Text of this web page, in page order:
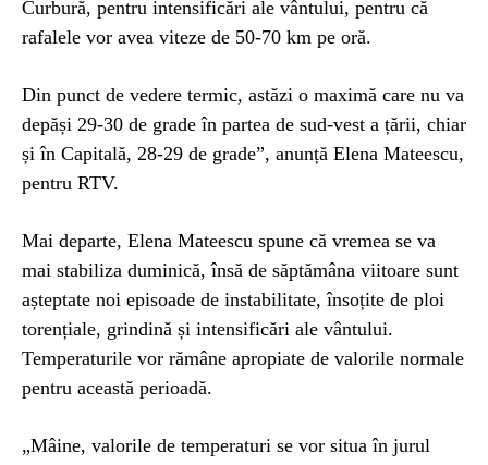
Curbură, pentru intensificări ale vântului, pentru că
rafalele vor avea viteze de 50-70 km pe oră.
Din punct de vedere termic, astăzi o maximă care nu va
depăși 29-30 de grade în partea de sud-vest a țării, chiar
și în Capitală, 28-29 de grade”, anunță Elena Mateescu,
pentru RTV.
Mai departe, Elena Mateescu spune că vremea se va
mai stabiliza duminică, însă de săptămâna viitoare sunt
așteptate noi episoade de instabilitate, însoțite de ploi
torențiale, grindină și intensificări ale vântului.
Temperaturile vor rămâne apropiate de valorile normale
pentru această perioadă.
„Mâine, valorile de temperaturi se vor situa în jurul